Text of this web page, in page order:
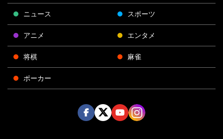
ニュース スポーツ
アニメ エンタメ
将棋 麻雀
ポーカー